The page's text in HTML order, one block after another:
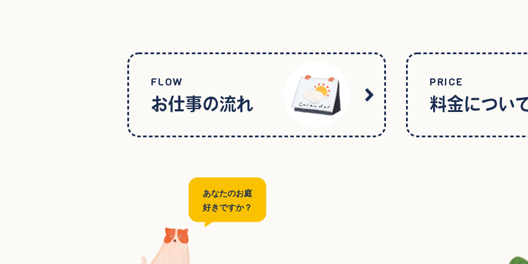
FLOW
お仕事の流れ
PRICE
料金につい
あなたのお庭
好きですか？